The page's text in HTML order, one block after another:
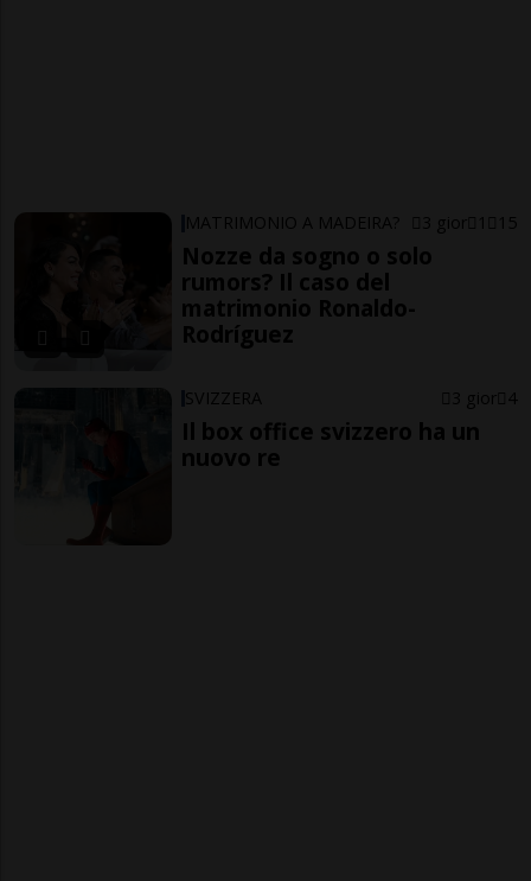
MATRIMONIO A MADEIRA? 3 gior 1 15
Nozze da sogno o solo
rumors? Il caso del
matrimonio Ronaldo-
Rodríguez
SVIZZERA 3 gior 4
Il box office svizzero ha un
nuovo re